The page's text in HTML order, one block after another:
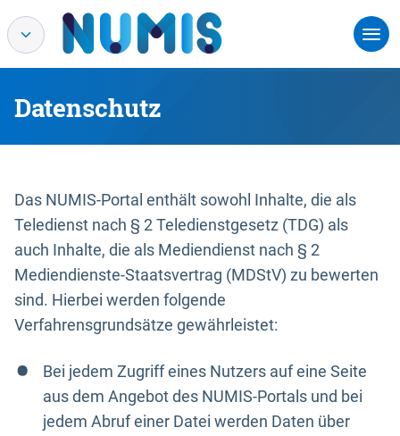
Datenschutz
Das NUMIS-Portal enthält sowohl Inhalte, die als
Teledienst nach § 2 Teledienstgesetz (TDG) als
auch Inhalte, die als Mediendienst nach § 2
Mediendienste-Staatsvertrag (MDStV) zu bewerten
sind. Hierbei werden folgende
Verfahrensgrundsätze gewährleistet:
Bei jedem Zugriff eines Nutzers auf eine Seite
aus dem Angebot des NUMIS-Portals und bei
jedem Abruf einer Datei werden Daten über